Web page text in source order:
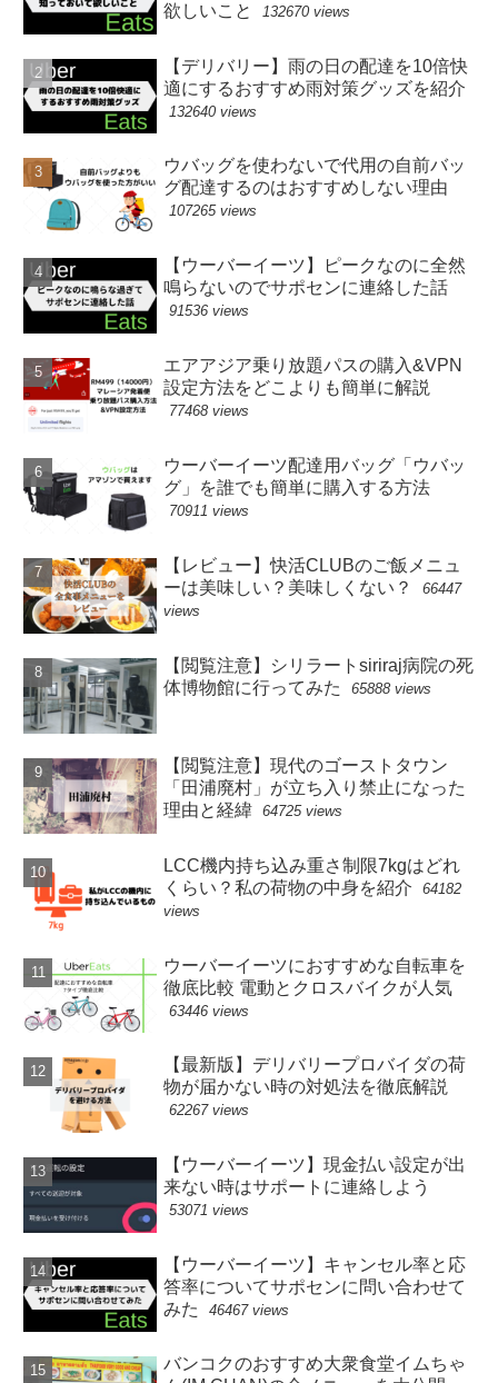
欲しいこと
132670 views
【デリバリー】雨の日の配達を10倍快
適にするおすすめ雨対策グッズを紹介
132640 views
ウバッグを使わないで代用の自前バッ
グ配達するのはおすすめしない理由
107265 views
【ウーバーイーツ】ピークなのに全然
鳴らないのでサポセンに連絡した話
91536 views
エアアジア乗り放題パスの購入&VPN
設定方法をどこよりも簡単に解説
77468 views
ウーバーイーツ配達用バッグ「ウバッ
グ」を誰でも簡単に購入する方法
70911 views
【レビュー】快活CLUBのご飯メニュ
ーは美味しい？美味しくない？
66447
views
【閲覧注意】シリラートsiriraj病院の死
体博物館に行ってみた
65888 views
【閲覧注意】現代のゴーストタウン
「田浦廃村」が立ち入り禁止になった
理由と経緯
64725 views
LCC機内持ち込み重さ制限7kgはどれ
くらい？私の荷物の中身を紹介
64182
views
ウーバーイーツにおすすめな自転車を
徹底比較 電動とクロスバイクが人気
63446 views
【最新版】デリバリープロバイダの荷
物が届かない時の対処法を徹底解説
62267 views
【ウーバーイーツ】現金払い設定が出
来ない時はサポートに連絡しよう
53071 views
【ウーバーイーツ】キャンセル率と応
答率についてサポセンに問い合わせて
みた
46467 views
バンコクのおすすめ大衆食堂イムちゃ